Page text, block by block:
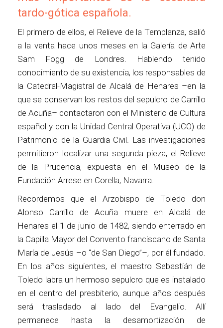
tardo-gótica española.
El primero de ellos, el Relieve de la Templanza, salió
a la venta hace unos meses en la Galería de Arte
Sam Fogg de Londres. Habiendo tenido
conocimiento de su existencia, los responsables de
la Catedral-Magistral de Alcalá de Henares –en la
que se conservan los restos del sepulcro de Carrillo
de Acuña– contactaron con el Ministerio de Cultura
español y con la Unidad Central Operativa (UCO) de
Patrimonio de la Guardia Civil. Las investigaciones
permitieron localizar una segunda pieza, el Relieve
de la Prudencia, expuesta en el Museo de la
Fundación Arrese en Corella, Navarra.
Recordemos que el Arzobispo de Toledo don
Alonso Carrillo de Acuña muere en Alcalá de
Henares el 1 de junio de 1482, siendo enterrado en
la Capilla Mayor del Convento franciscano de Santa
María de Jesús –o “de San Diego”–, por él fundado.
En los años siguientes, el maestro Sebastián de
Toledo labra un hermoso sepulcro que es instalado
en el centro del presbiterio, aunque años después
será trasladado al lado del Evangelio. Allí
permanece hasta la desamortización de